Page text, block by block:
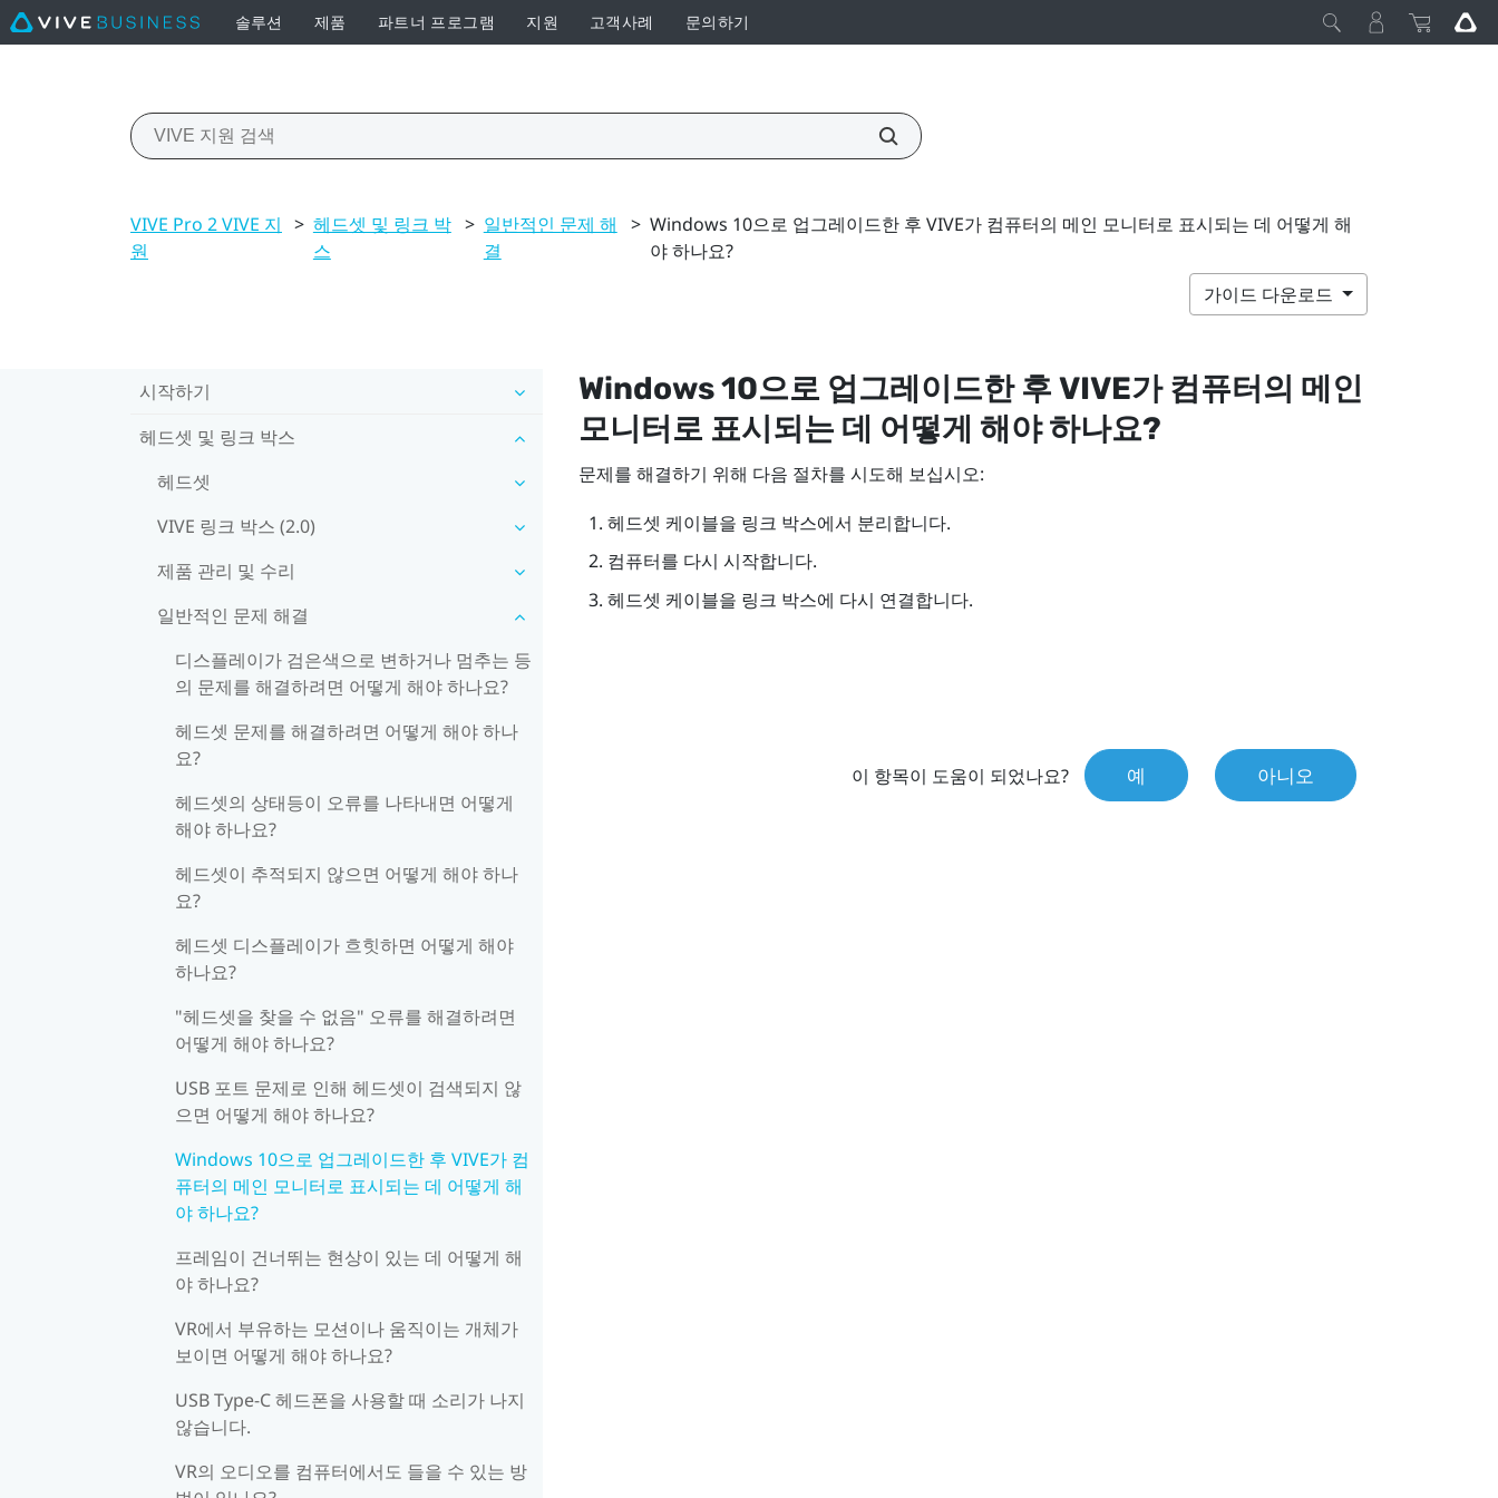
솔루션 제품 파트너 프로그램 지원 고객사례 문의하기
VIVE Pro 2 VIVE 지
원
> 헤드셋 및 링크 박
스
> 일반적인 문제 해
결
> Windows 10으로 업그레이드한 후 VIVE가 컴퓨터의 메인 모니터로 표시되는 데 어떻게 해
야 하나요?
가이드 다운로드
시작하기
헤드셋 및 링크 박스
헤드셋
VIVE 링크 박스 (2.0)
제품 관리 및 수리
일반적인 문제 해결
디스플레이가 검은색으로 변하거나 멈추는 등
의 문제를 해결하려면 어떻게 해야 하나요?
헤드셋 문제를 해결하려면 어떻게 해야 하나
요?
헤드셋의 상태등이 오류를 나타내면 어떻게
해야 하나요?
헤드셋이 추적되지 않으면 어떻게 해야 하나
요?
헤드셋 디스플레이가 흐힛하면 어떻게 해야
하나요?
"헤드셋을 찾을 수 없음" 오류를 해결하려면
어떻게 해야 하나요?
USB 포트 문제로 인해 헤드셋이 검색되지 않
으면 어떻게 해야 하나요?
Windows 10으로 업그레이드한 후 VIVE가 컴
퓨터의 메인 모니터로 표시되는 데 어떻게 해
야 하나요?
프레임이 건너뛰는 현상이 있는 데 어떻게 해
야 하나요?
VR에서 부유하는 모션이나 움직이는 개체가
보이면 어떻게 해야 하나요?
USB Type-C 헤드폰을 사용할 때 소리가 나지
않습니다.
VR의 오디오를 컴퓨터에서도 들을 수 있는 방
Windows10으로 업그레이드한 후 VIVE가 컴퓨터의 메인
모니터로 표시되는 데 어떻게 해야 하나요?
문제를 해결하기 위해 다음 절차를 시도해 보십시오:
헤드셋 케이블을 링크 박스에서 분리합니다.
컴퓨터를 다시 시작합니다.
헤드셋 케이블을 링크 박스에 다시 연결합니다.
이 항목이 도움이 되었나요? 예 아니오